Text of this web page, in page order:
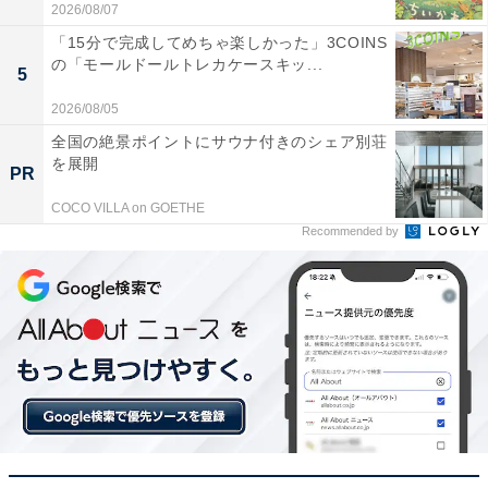
2026/08/07
5
「15分で完成してめちゃ楽しかった」3COINS
の「モールドールトレカケースキッ...
2026/08/05
PR
全国の絶景ポイントにサウナ付きのシェア別荘
を展開
COCO VILLA on GOETHE
Recommended by